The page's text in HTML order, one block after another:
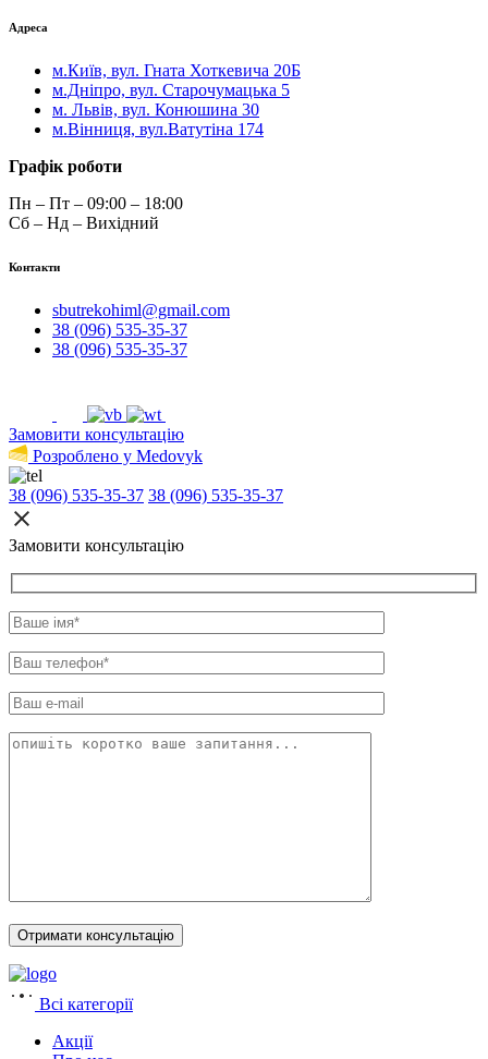
Адреса
м.Київ, вул. Гната Хоткевича 20Б
м.Дніпро, вул. Старочумацька 5
м. Львів, вул. Конюшина 30
м.Вінниця, вул.Ватутіна 174
Графік роботи
Пн – Пт – 09:00 – 18:00
Сб – Нд – Вихідний
Контакти
sbutrekohiml@gmail.com
38 (096) 535-35-37
38 (096) 535-35-37
Замовити консультацію
Розроблено у Medovyk
38 (096) 535-35-37 38 (096) 535-35-37
Замовити консультацію
Всі категорії
Акції